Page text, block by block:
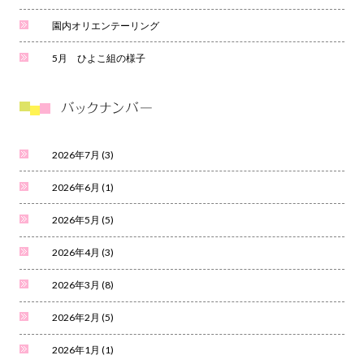
園内オリエンテーリング
5月 ひよこ組の様子
2026年7月 (3)
2026年6月 (1)
2026年5月 (5)
2026年4月 (3)
2026年3月 (8)
2026年2月 (5)
2026年1月 (1)